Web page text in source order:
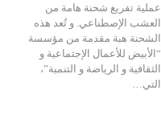
عملية تفريغ شحنة هامة من
العشب الإصطناعي. و تُعد هذه
الشحنة هبة مقدمة من مؤسسة
“الأبيض للأعمال الإجتماعية و
الثقافية و الرياضة و التنمية”،
التي…